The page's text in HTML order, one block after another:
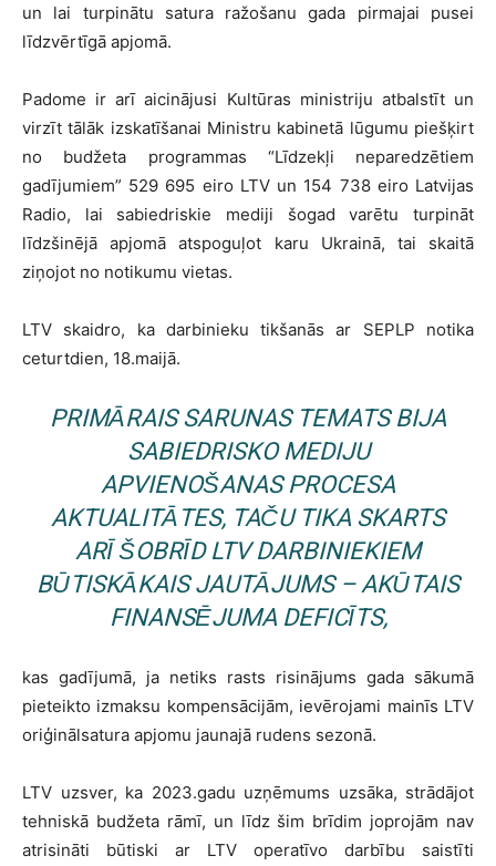
un lai turpinātu satura ražošanu gada pirmajai pusei
līdzvērtīgā apjomā.
Padome ir arī aicinājusi Kultūras ministriju atbalstīt un
virzīt tālāk izskatīšanai Ministru kabinetā lūgumu piešķirt
no budžeta programmas “Līdzekļi neparedzētiem
gadījumiem” 529 695 eiro LTV un 154 738 eiro Latvijas
Radio, lai sabiedriskie mediji šogad varētu turpināt
līdzšinējā apjomā atspoguļot karu Ukrainā, tai skaitā
ziņojot no notikumu vietas.
LTV skaidro, ka darbinieku tikšanās ar SEPLP notika
ceturtdien, 18.maijā.
PRIMĀRAIS SARUNAS TEMATS BIJA
SABIEDRISKO MEDIJU
APVIENOŠANAS PROCESA
AKTUALITĀTES, TAČU TIKA SKARTS
ARĪ ŠOBRĪD LTV DARBINIEKIEM
BŪTISKĀKAIS JAUTĀJUMS – AKŪTAIS
FINANSĒJUMA DEFICĪTS,
kas gadījumā, ja netiks rasts risinājums gada sākumā
pieteikto izmaksu kompensācijām, ievērojami mainīs LTV
oriģinālsatura apjomu jaunajā rudens sezonā.
LTV uzsver, ka 2023.gadu uzņēmums uzsāka, strādājot
tehniskā budžeta rāmī, un līdz šim brīdim joprojām nav
atrisināti būtiski ar LTV operatīvo darbību saistīti